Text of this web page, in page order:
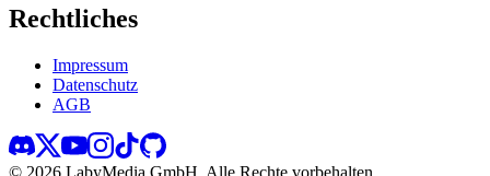
Rechtliches
Impressum
Datenschutz
AGB
© 2026 LabyMedia GmbH. Alle Rechte vorbehalten.